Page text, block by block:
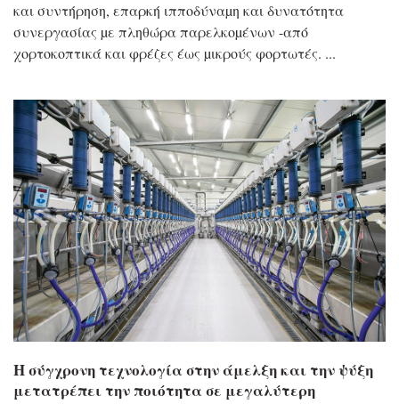
και συντήρηση, επαρκή ιπποδύναµη και δυνατότητα
συνεργασίας µε πληθώρα παρελκοµένων -από
χορτοκοπτικά και φρέζες έως µικρούς φορτωτές.
H σύγχρονη τεχνολογία στην άμελξη και την ψύξη
μετατρέπει την ποιότητα σε μεγαλύτερη